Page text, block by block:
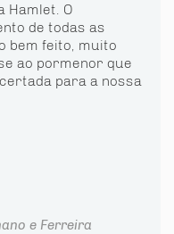
Hamlet. O
de todas as
bem feito, muito
ao pormenor que
para a nossa
e Ferreira